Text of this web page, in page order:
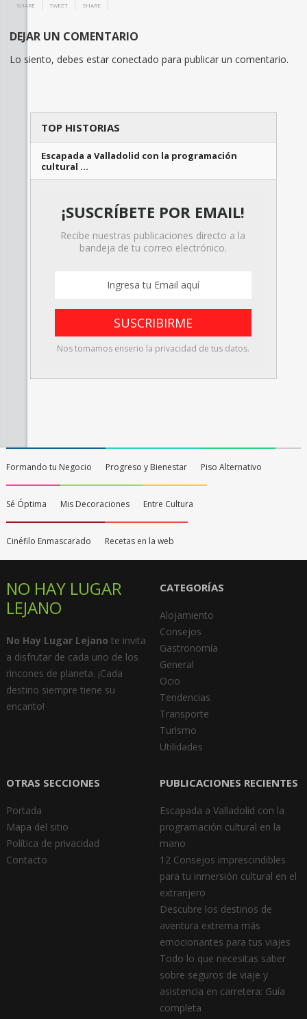
SHARE TWEET SHARE
DEJAR UN COMENTARIO
Lo siento, debes estar conectado para publicar un comentario.
TOP HISTORIAS
Escapada a Valladolid con la programación
cultural …
¡SUSCRÍBETE POR EMAIL!
Recibe nuestras publicaciones directo a la
bandeja de tu correo electrónico.
Nos tomamos enserio la privacidad de tus datos.
Formando tu Negocio Progreso y Bienestar Piso Alternativo
Sé Óptima Mis Decoraciones Entre Cultura
Cinéfilo Enmascarado Recetas en la web
NO HAY LUGAR
LEJANO
No Hay Lugar Lejano te invita
a disfrutar de cada uno de los
rincones de planeta. ¡Cada
destino siempre tiene su
encanto!
CATEGORÍAS
Alojamiento
Consejos
Gastronomía
General
Ocio
Tendencias
Transporte
Turismo
Utilidades
OTRAS SECCIONES
Portada
Mapa del sitio
Política de privacidad
Contacto
PUBLICACIONES RECIENTES
Escapada a Valladolid con la
programación cultural en la
mano
12 Consejos imprescindibles
para tu inmersión cultural en el
extranjero
Descubre los destinos de
aventura extrema más
emocionantes para tus viajes
Todo lo que necesitas saber
sobre seguros de viaje y
asistencia en carretera: Guía
completa